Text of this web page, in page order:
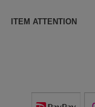
ITEM ATTENTION